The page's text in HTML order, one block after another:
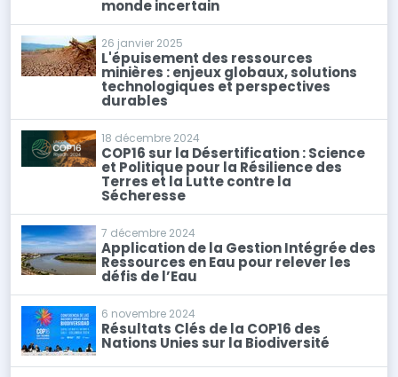
monde incertain
26 janvier 2025
L'épuisement des ressources
minières : enjeux globaux, solutions
technologiques et perspectives
durables
18 décembre 2024
COP16 sur la Désertification : Science
et Politique pour la Résilience des
Terres et la Lutte contre la
Sécheresse
7 décembre 2024
Application de la Gestion Intégrée des
Ressources en Eau pour relever les
défis de l’Eau
6 novembre 2024
Résultats Clés de la COP16 des
Nations Unies sur la Biodiversité